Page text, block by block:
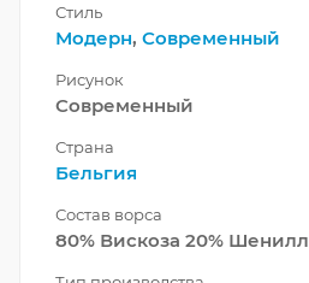
Стиль
Модерн, Современный
Рисунок
Современный
Страна
Бельгия
Состав ворса
80% Вискоза 20% Шенилл